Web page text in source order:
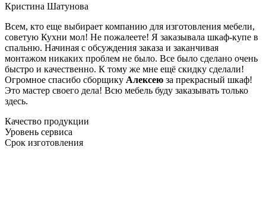
Кристина Шатунова
Всем, кто еще выбирает компанию для изготовления мебели,
советую Кухни мол! Не пожалеете! Я заказывала шкаф-купе в
спальню. Начиная с обсуждения заказа и заканчивая
монтажом никаких проблем не было. Все было сделано очень
быстро и качественно. К тому же мне ещё скидку сделали!
Огромное спасибо сборщику Алексею за прекрасный шкаф!
Это мастер своего дела! Всю мебель буду заказывать только
здесь.
Качество продукции
Уровень сервиса
Срок изготовления